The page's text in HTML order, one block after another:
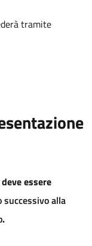
tramite
essere
alla
.